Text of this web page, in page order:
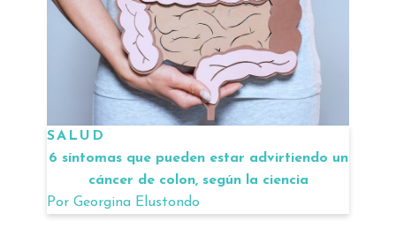
SALUD
6 síntomas que pueden estar advirtiendo un
cáncer de colon, según la ciencia
Por Georgina Elustondo